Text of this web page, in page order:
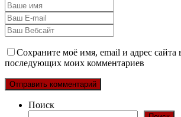
Сохраните моё имя, email и адрес сайта
последующих моих комментариев
Поиск